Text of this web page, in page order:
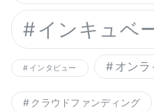
インキュベ
インタビュー オンラ
クラウドファンディング